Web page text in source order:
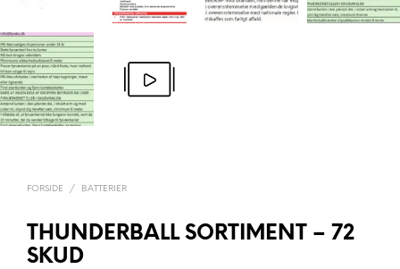
FORSIDE / BATTERIER
THUNDERBALL SORTIMENT – 72
SKUD